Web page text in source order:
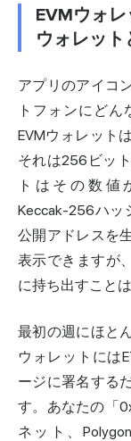
EVMウォ
ウォレット
アプリのアイコ
トフォンにど
EVMウォレット
それは256ビッ
トはその数値
Keccak-256ハ
公開アドレスを
表示できますが
に持ち出すこと
最初の週にほと
ウォレットには
ージに署名する
す。あなたの「
ネット、